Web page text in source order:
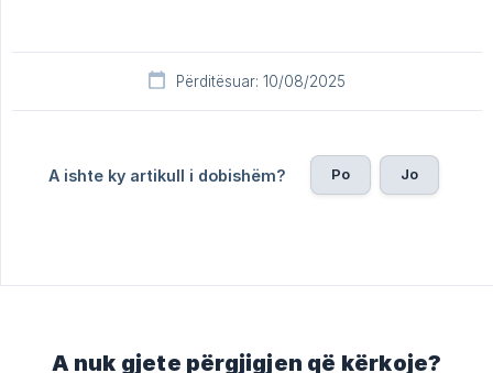
Përditësuar: 10/08/2025
A ishte ky artikull i dobishëm? Po Jo
A nuk gjete përgjigjen që kërkoje?